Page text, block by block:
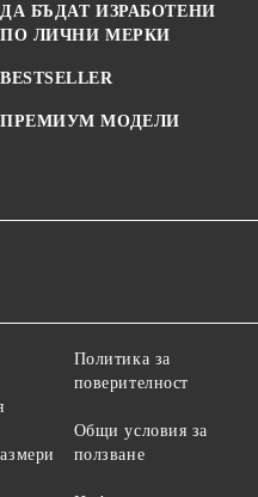
ДА БЪДАТ ИЗРАБОТЕНИ
ПО ЛИЧНИ МЕРКИ
BESTSELLER
ПРЕМИУМ МОДЕЛИ
Политика за
поверителност
Общи условия за
ползване